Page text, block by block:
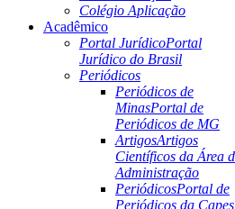
Colégio Aplicação
Acadêmico
Portal JurídicoPortal
Jurídico do Brasil
Periódicos
Periódicos de
MinasPortal de
Periódicos de MG
ArtigosArtigos
Científicos da Área
Administração
PeriódicosPortal de
Periódicos da Capes